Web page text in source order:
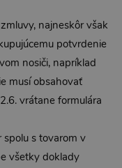
najneskôr však
potvrdenie
nosiči, napríklad
musí obsahovať
vrátane formulára
s tovarom v
všetky doklady